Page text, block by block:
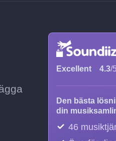
Excellent 4.3/5
Den bästa
din
46